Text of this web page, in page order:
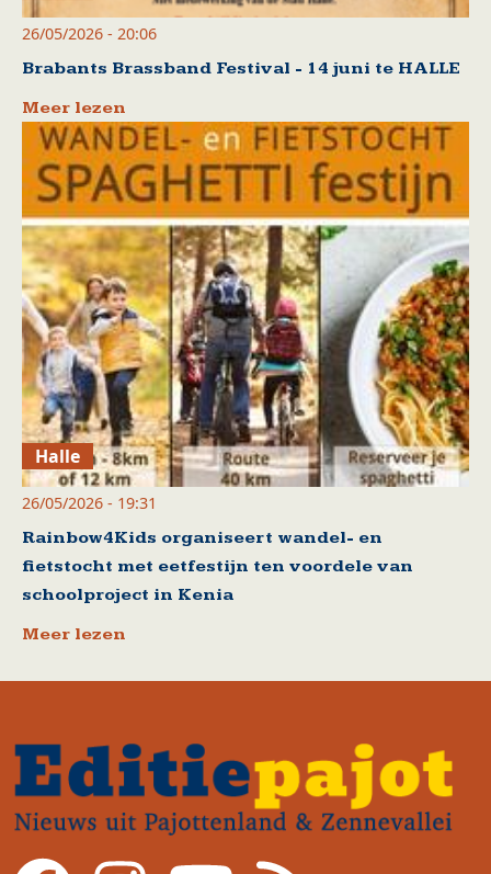
26/05/2026 - 20:06
Brabants Brassband Festival - 14 juni te HALLE
Meer lezen
Halle
26/05/2026 - 19:31
Rainbow4Kids organiseert wandel- en
fietstocht met eetfestijn ten voordele van
schoolproject in Kenia
Meer lezen